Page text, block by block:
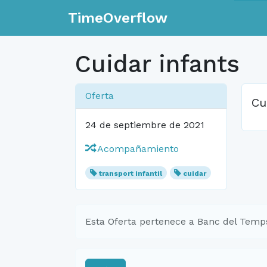
TimeOverflow
Cuidar infants
Oferta
24 de septiembre de 2021
Acompañamiento
transport infantil cuidar
Esta Oferta pertenece a Banc del